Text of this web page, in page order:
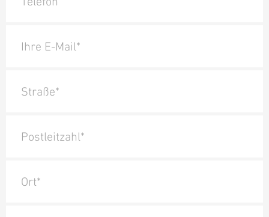
Ihre E-Mail*
Straße*
Postleitzahl*
Ort*